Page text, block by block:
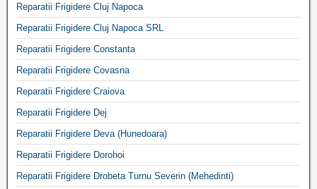
Reparatii Frigidere Cluj Napoca
Reparatii Frigidere Cluj Napoca SRL
Reparatii Frigidere Constanta
Reparatii Frigidere Covasna
Reparatii Frigidere Craiova
Reparatii Frigidere Dej
Reparatii Frigidere Deva (Hunedoara)
Reparatii Frigidere Dorohoi
Reparatii Frigidere Drobeta Turnu Severin (Mehedinti)